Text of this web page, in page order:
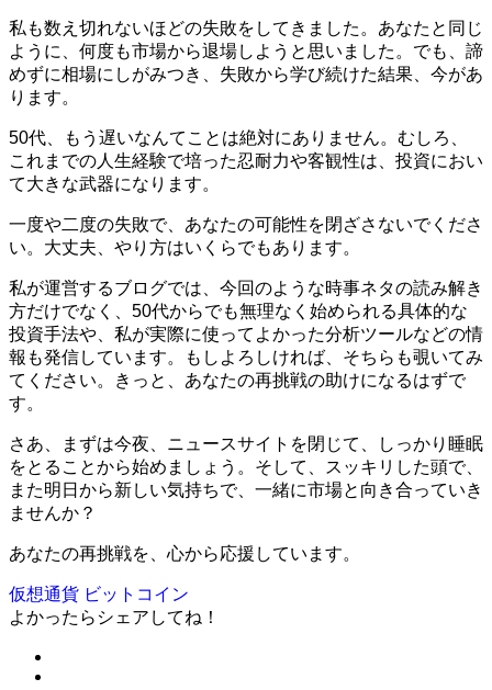
私も数え切れないほどの失敗をしてきました。あなたと同じ
ように、何度も市場から退場しようと思いました。でも、諦
めずに相場にしがみつき、失敗から学び続けた結果、今があ
ります。
50代、もう遅いなんてことは絶対にありません。むしろ、
これまでの人生経験で培った忍耐力や客観性は、投資におい
て大きな武器になります。
一度や二度の失敗で、あなたの可能性を閉ざさないでくださ
い。大丈夫、やり方はいくらでもあります。
私が運営するブログでは、今回のような時事ネタの読み解き
方だけでなく、50代からでも無理なく始められる具体的な
投資手法や、私が実際に使ってよかった分析ツールなどの情
報も発信しています。もしよろしければ、そちらも覗いてみ
てください。きっと、あなたの再挑戦の助けになるはずで
す。
さあ、まずは今夜、ニュースサイトを閉じて、しっかり睡眠
をとることから始めましょう。そして、スッキリした頭で、
また明日から新しい気持ちで、一緒に市場と向き合っていき
ませんか？
あなたの再挑戦を、心から応援しています。
仮想通貨 ビットコイン
よかったらシェアしてね！